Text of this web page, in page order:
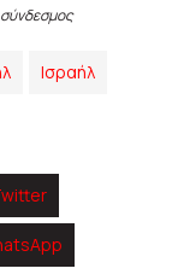
σύνδεσμος
Ισραήλ